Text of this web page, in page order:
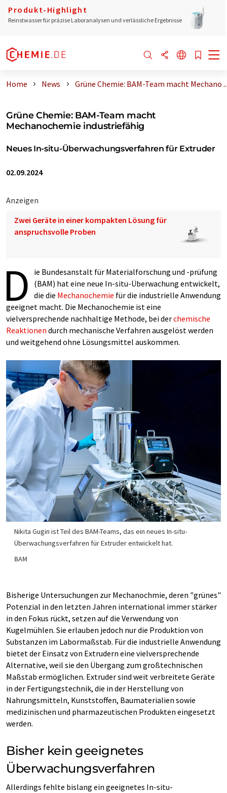
Produkt-Highlight
Reinstwasser für präzise Laboranalysen und verlässliche Ergebnisse
Home News Grüne Chemie: BAM-Team macht Mechano
Grüne Chemie: BAM-Team macht
Mechanochemie industriefähig
Neues In-situ-Überwachungsverfahren für Extruder
02.09.2024
Anzeigen
Zwei Geräte in einer kompakten Lösung für
anspruchsvolle Proben
D
ie Bundesanstalt für Materialforschung und -prüfung
(BAM) hat eine neue In-situ-Überwachung entwickelt,
die die Mechanochemie für die industrielle Anwendung
geeignet macht. Die Mechanochemie ist eine
vielversprechende nachhaltige Methode, bei derchemische
Reaktionen durch mechanische Verfahren ausgelöst werden
und weitgehend ohne Lösungsmittel auskommen.
Nikita Gugin ist Teil des BAM-Teams, das ein neues In-situ-
Überwachungsverfahren für Extruder entwickelt hat.
BAM
Bisherige Untersuchungen zur Mechanochmie, deren "grünes"
Potenzial in den letzten Jahren international immer stärker
in den Fokus rückt, setzen auf die Verwendung von
Kugelmühlen. Sie erlauben jedoch nur die Produktion von
Substanzen im Labormaßstab. Für die industrielle Anwendung
bietet der Einsatz von Extrudern eine vielversprechende
Alternative, weil sie den Übergang zum großtechnischen
Maßstab ermöglichen. Extruder sind weit verbreitete Geräte
in der Fertigungstechnik, die in der Herstellung von
Nahrungsmitteln, Kunststoffen, Baumaterialien sowie
medizinischen und pharmazeutischen Produkten eingesetzt
werden.
Bisher kein geeignetes
Überwachungsverfahren
Allerdings fehlte bislang ein geeignetes In-situ-